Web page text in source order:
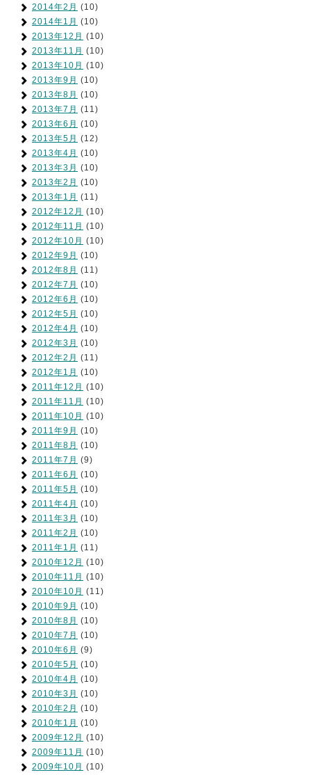
2014年2月 (10)
2014年1月 (10)
2013年12月 (10)
2013年11月 (10)
2013年10月 (10)
2013年9月 (10)
2013年8月 (10)
2013年7月 (11)
2013年6月 (10)
2013年5月 (12)
2013年4月 (10)
2013年3月 (10)
2013年2月 (10)
2013年1月 (11)
2012年12月 (10)
2012年11月 (10)
2012年10月 (10)
2012年9月 (10)
2012年8月 (11)
2012年7月 (10)
2012年6月 (10)
2012年5月 (10)
2012年4月 (10)
2012年3月 (10)
2012年2月 (11)
2012年1月 (10)
2011年12月 (10)
2011年11月 (10)
2011年10月 (10)
2011年9月 (10)
2011年8月 (10)
2011年7月 (9)
2011年6月 (10)
2011年5月 (10)
2011年4月 (10)
2011年3月 (10)
2011年2月 (10)
2011年1月 (11)
2010年12月 (10)
2010年11月 (10)
2010年10月 (11)
2010年9月 (10)
2010年8月 (10)
2010年7月 (10)
2010年6月 (9)
2010年5月 (10)
2010年4月 (10)
2010年3月 (10)
2010年2月 (10)
2010年1月 (10)
2009年12月 (10)
2009年11月 (10)
2009年10月 (10)